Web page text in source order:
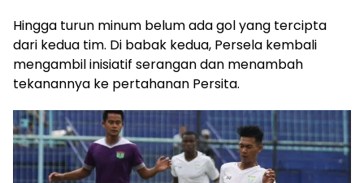
Hingga turun minum belum ada gol yang tercipta
dari kedua tim. Di babak kedua, Persela kembali
mengambil inisiatif serangan dan menambah
tekanannya ke pertahanan Persita.